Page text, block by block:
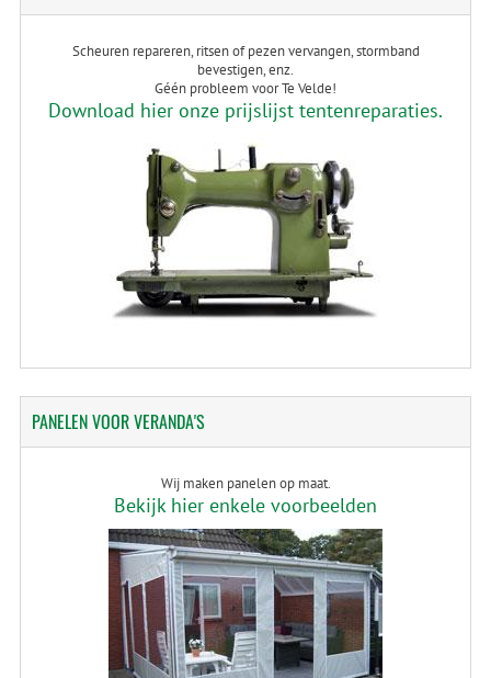
Scheuren repareren, ritsen of pezen vervangen, stormband
bevestigen, enz.
Géén probleem voor Te Velde!
Download hier onze prijslijst tentenreparaties.
PANELENVOOR VERANDA'S
Wij maken panelen op maat.
Bekijk hier enkele voorbeelden